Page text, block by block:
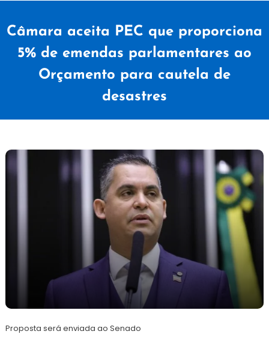
Câmara aceita PEC que proporciona
5% de emendas parlamentares ao
Orçamento para cautela de
desastres
julho
Proposta será enviada ao Senado